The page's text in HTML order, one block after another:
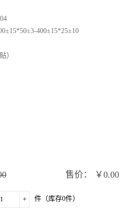
*50±3-400±15*25±10
）
售价： ￥0.00
+ 件（库存0件）